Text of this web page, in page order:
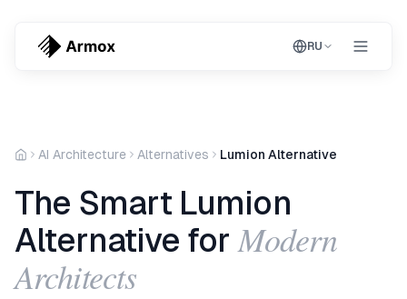
RU
AI Architecture Alternatives Lumion Alternative
The Smart Lumion
Alternative for Modern
Architects